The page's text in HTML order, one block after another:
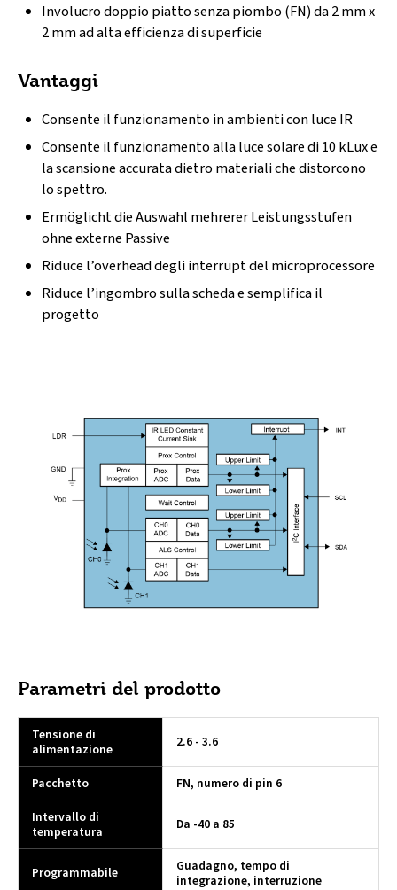
Involucro doppio piatto senza piombo (FN) da 2 mm x
2 mm ad alta efficienza di superficie
Vantaggi
Consente il funzionamento in ambienti con luce IR
Consente il funzionamento alla luce solare di 10 kLux e
la scansione accurata dietro materiali che distorcono
lo spettro.
Ermöglicht die Auswahl mehrerer Leistungsstufen
ohne externe Passive
Riduce l’overhead degli interrupt del microprocessore
Riduce l’ingombro sulla scheda e semplifica il
progetto
Parametri del prodotto
Tensione di
alimentazione
2.6 - 3.6
Pacchetto
FN, numero di pin 6
Intervallo di
temperatura
Da -40 a 85
Programmabile
Guadagno, tempo di
integrazione, interruzione